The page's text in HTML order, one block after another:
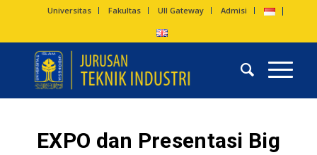
Universitas Fakultas UII Gateway Admisi
EXPO dan Presentasi Big